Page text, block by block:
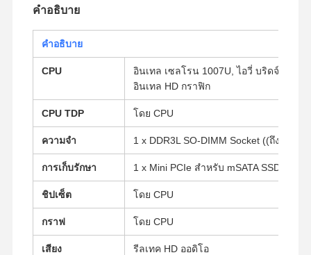
คําอธิบาย
คําอธิบาย
CPU
อินเทล เซลโรน 1007U, ไอวี่ บริดจ์, 2 คอ
อินเทล HD กราฟิก
CPU TDP โดย CPU
ความจํา 1 x DDR3L SO-DIMM Socket ((ถึง 8G,
การเก็บรักษา 1 x Mini PCIe สําหรับ mSATA SSD,1 x
ชิปเซ็ต โดย CPU
กราฟ โดย CPU
เสียง รีลเทค HD ออดิโอ